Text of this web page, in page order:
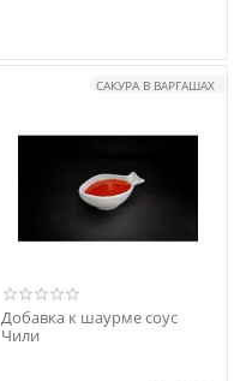
САКУРА В ВАРГАШАХ
Добавка к шаурме соус
Чили